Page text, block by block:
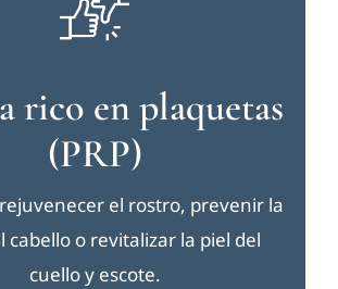
rico en plaquetas
(PRP)
el rostro, prevenir la
cabello o revitalizar la piel del
cuello y escote.